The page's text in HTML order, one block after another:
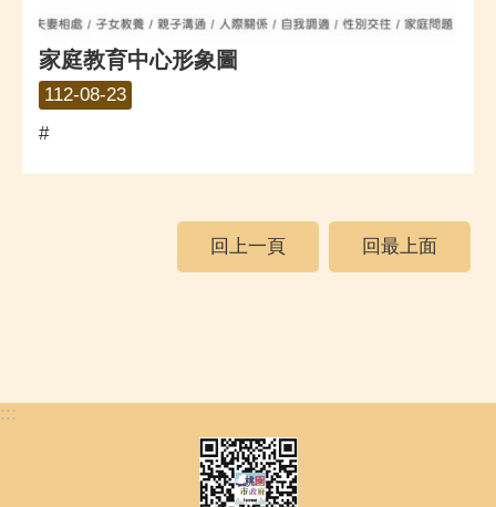
家庭教育中心形象圖
112-08-23
#
回上一頁 回最上面
:::